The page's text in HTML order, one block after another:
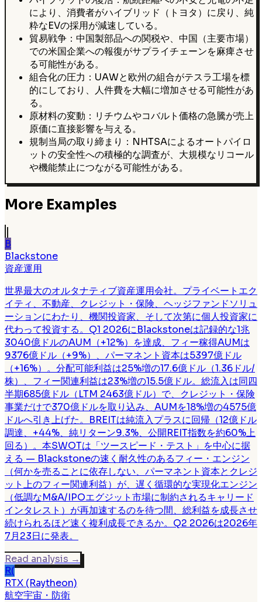
により、消費者がハイブリッド（トヨタ）に戻り、純
粋なEVの採用が減速している。
貿易戦争：中国製部品への関税や、中国（主要市場）
での米国企業への報復がサプライチェーンを麻痺させ
る可能性がある。
組合化の圧力：UAWと欧州の組合がテスラ工場を標
的にしており、人件費を大幅に増加させる可能性があ
る。
原材料の変動：リチウムやコバルト価格の急騰が売上
原価に直接影響を与える。
規制当局の取り締まり：NHTSAによるオートパイロ
ットの安全性への積極的な調査が、大規模なリコール
や機能禁止につながる可能性がある。
More Examples
B
Blackstone
資産運用
世界最大のオルタナティブ資産運用会社。プライベートエク
イティ、不動産、クレジット・保険、ヘッジファンドソリュ
ーションにわたり、機関投資家、そして次第に個人投資家に
代わって投資する。Q1 2026にBlackstoneは記録的な1兆
3040億ドルのAUM（+12%）を達成、フィー稼得AUMは
9376億ドル（+9%）、パーマネント資本は5397億ドル
（+16%）。分配可能利益は25%増の17.6億ドル（1.36ドル/
株）、フィー関連利益は23%増の15.5億ドル。総流入は同四
半期685億ドル（LTM 2463億ドル）で、クレジット・保険
事業だけで370億ドルを取り込み、AUMを18%増の4575億
ドルへ引き上げた。BREITは純流入プラスに回帰（12億ドル
調達、+44%、純リターン9.3%、公開REIT指数を約60%上
回る）。本SWOTは「ツースピード・テスト」を中心に据
える — Blackstoneの速く耐久性のあるフィー・エンジン
（何かを売ることに依存しない、パーマネント資本とクレジ
ット上のフィー関連利益）が、遅く循環的な実現化エンジン
（低調なM&A/IPOエグジット市場に制約されるキャリード
インタレスト）が再加速するのを待つ間、総利益を成長させ
続けられるほど速く複利成長できるか。Q2 2026は2026年
7月23日に発表。
Read analysis →
R(
RTX (Raytheon)
航空宇宙・防衛